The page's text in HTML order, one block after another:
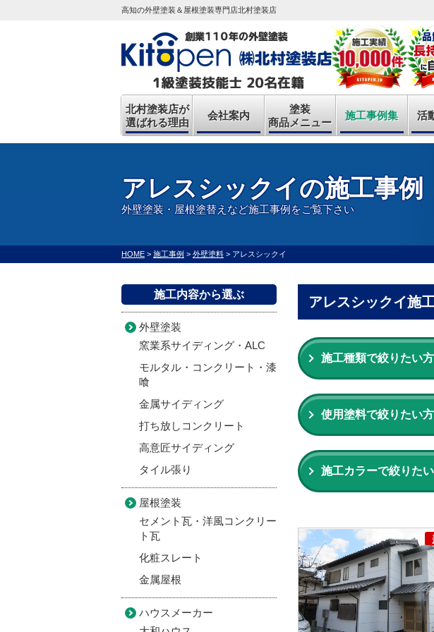
高知の外壁塗装＆屋根塗装専門店北村塗装店
北村塗装店が
選ばれる理由
会社案内
塗装
商品メニュー
施工事例集 活
アレスシックイの施工事例
外壁塗装・屋根塗替えなど施工事例をご覧下さい
HOME > 施工事例 > 外壁塗料 > アレスシックイ
アレスシックイ施
施工種類で絞りたい
使用塗料で絞りたい
施工カラーで絞りた
施工内容から選ぶ
外壁塗装
窯業系サイディング・ALC
モルタル・コンクリート・漆
喰
金属サイディング
打ち放しコンクリート
高意匠サイディング
タイル張り
屋根塗装
セメント瓦・洋風コンクリー
ト瓦
化粧スレート
金属屋根
ハウスメーカー